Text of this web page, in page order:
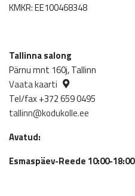
KMKR: EE100468348
Tallinna salong
Pärnu mnt 160j, Tallinn
Vaata kaarti
Tel/fax +372 659 0495
tallinn@kodukolle.ee
Avatud:
Esmaspäev-Reede 10:00-18:00